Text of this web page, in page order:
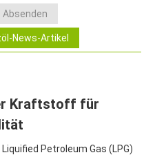
Absenden
News-Artikel
Kraftstoff für
Petroleum Gas (LPG)